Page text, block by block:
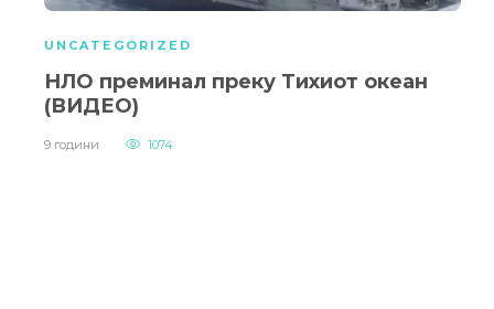
UNCATEGORIZED
НЛО преминал преку Тихиот океан
(ВИДЕО)
9 години 1074